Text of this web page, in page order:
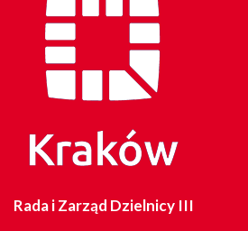
Rada i Zarząd Dzielnicy III